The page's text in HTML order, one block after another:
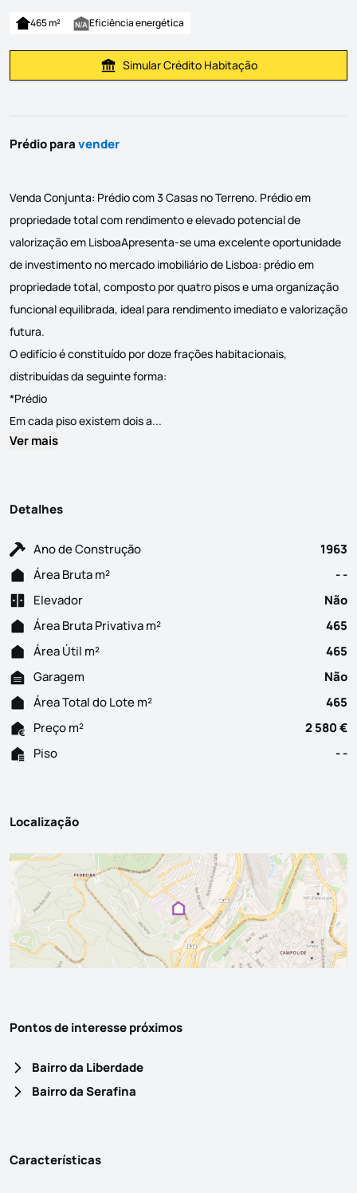
465 m² Eficiência energética
Simular Prestação
Simular Crédito Habitação
Prédio paravender
Venda Conjunta: Prédio com 3 Casas no Terreno. Prédio em
propriedade total com rendimento e elevado potencial de
valorização em LisboaApresenta-se uma excelente oportunidade
de investimento no mercado imobiliário de Lisboa: prédio em
propriedade total, composto por quatro pisos e uma organização
funcional equilibrada, ideal para rendimento imediato e valorização
futura.
O edifício é constituído por doze frações habitacionais,
distribuídas da seguinte forma:
*Prédio
Em cada piso existem dois a...
Ver mais
Detalhes
Ano de Construção
1963
Área Bruta m²
- -
Elevador
Não
Área Bruta Privativa m²
465
Área Útil m²
465
Garagem
Não
Área Total do Lote m²
465
Preço m²
2 580 €
Piso
- -
Localização
Pontos de interesse próximos
Bairro da Liberdade
Bairro da Serafina
Características